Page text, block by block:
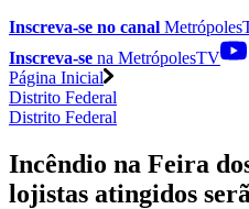
Inscreva-se no canal
Inscreva-se na MetrópolesTV
Página Inicial
Distrito Federal
Distrito Federal
Incêndio na Feira
lojistas atingidos